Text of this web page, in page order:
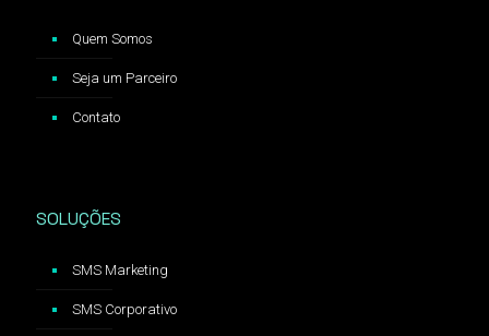
Quem Somos
Seja um Parceiro
Contato
SOLUÇÕES
SMS Marketing
SMS Corporativo